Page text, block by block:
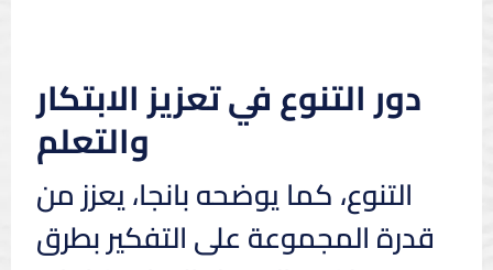
دور التنوع في تعزيز الابتكار
والتعلم
التنوع، كما يوضحه بانجا، يعزز من
قدرة المجموعة على التفكير بطرق